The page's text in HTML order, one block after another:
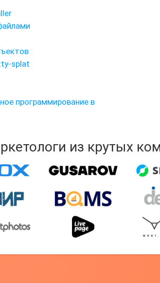
splat
программирование в
из крутых